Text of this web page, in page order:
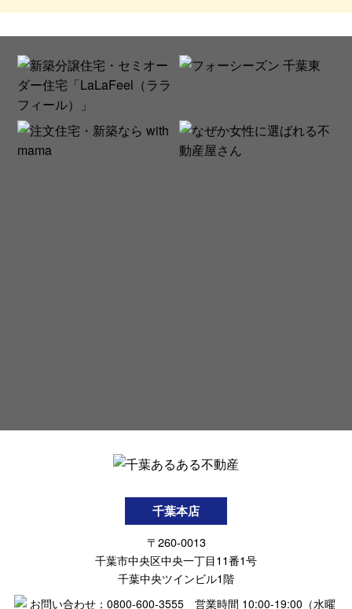
千葉本店
〒260-0013
千葉市中央区中央一丁目11番1号
千葉中央ツインビル1階